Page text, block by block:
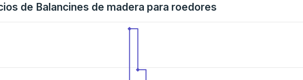
de Balancines de madera para roedores